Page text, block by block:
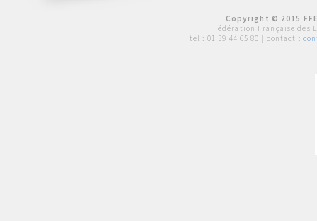
Copyright © 2015
Fédération Française des
tél : 01 39 44 65 80 | contact :